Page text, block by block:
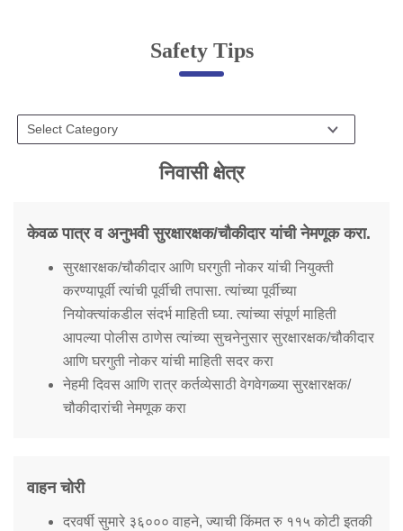
Online Complaint
Servant Information
Citizen′s Corner
Police Clearance Services
Right To Information
Passport Status
GRAS Payment
Useful websites
Licensing Unit
Citizen Wall
Information of Arrested Accused
Help Us
Tenders
FAQ
Safety Tips
निवासी क्षेत्र
केवळ पात्र व अनुभवी सुरक्षारक्षक/चौकीदार यांची नेमणूक करा.
सुरक्षारक्षक/चौकीदार आणि घरगुती नोकर यांची नियुक्ती
करण्यापूर्वी त्यांची पूर्वीची तपासा. त्यांच्या पूर्वीच्या
नियोक्त्यांकडील संदर्भ माहिती घ्या. त्यांच्या संपूर्ण माहिती
आपल्या पोलीस ठाणेस त्यांच्या सुचनेनुसार सुरक्षारक्षक/चौकीदार
आणि घरगुती नोकर यांची माहिती सदर करा
नेहमी दिवस आणि रात्र कर्तव्येसाठी वेगवेगळ्या सुरक्षारक्षक/
चौकीदारांची नेमणूक करा
वाहन चोरी
दरवर्षी सुमारे ३६००० वाहने, ज्याची किंमत रु ११५ कोटी इतकी